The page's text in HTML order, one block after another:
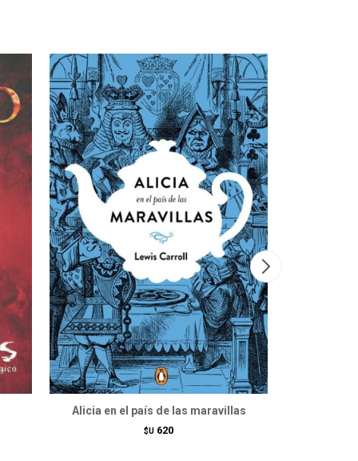
Alicia en el país de las maravillas
$U 620